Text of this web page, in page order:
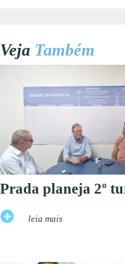
Veja Também
Prada planeja 2º
leia mais